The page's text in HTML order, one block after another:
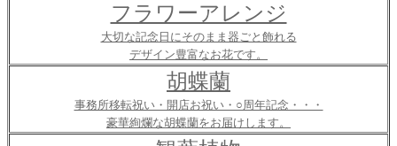
フラワーアレンジ
大切な記念日にそのまま器ごと飾れる
デザイン豊富なお花です。
胡蝶蘭
事務所移転祝い・開店お祝い・○周年記念・・・
豪華絢爛な胡蝶蘭をお届けします。